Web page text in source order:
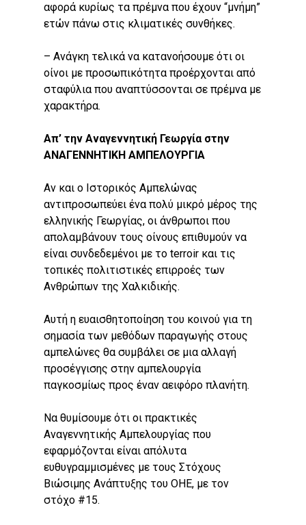
αφορά κυρίως τα πρέμνα που έχουν “μνήμη”
ετών πάνω στις κλιματικές συνθήκες.
– Ανάγκη τελικά να κατανοήσουμε ότι οι
οίνοι με προσωπικότητα προέρχονται από
σταφύλια που αναπτύσσονται σε πρέμνα με
χαρακτήρα.
Απ’ την Αναγεννητική Γεωργία στην
ΑΝΑΓΕΝΝΗΤΙΚΗ ΑΜΠΕΛΟΥΡΓΙΑ
Αν και ο Ιστορικός Αμπελώνας
αντιπροσωπεύει ένα πολύ μικρό μέρος της
ελληνικής Γεωργίας, οι άνθρωποι που
απολαμβάνουν τους οίνους επιθυμούν να
είναι συνδεδεμένοι με το terroir και τις
τοπικές πολιτιστικές επιρροές των
Ανθρώπων της Χαλκιδικής.
Αυτή η ευαισθητοποίηση του κοινού για τη
σημασία των μεθόδων παραγωγής στους
αμπελώνες θα συμβάλει σε μια αλλαγή
προσέγγισης στην αμπελουργία
παγκοσμίως προς έναν αειφόρο πλανήτη.
Να θυμίσουμε ότι οι πρακτικές
Αναγεννητικής Αμπελουργίας που
εφαρμόζονται είναι απόλυτα
ευθυγραμμισμένες με τους Στόχους
Βιώσιμης Ανάπτυξης του ΟΗΕ, με τον
στόχο #15.
ΑΡΧΙΚΗ
ΑΜΠΕΛΩΝΑΣ
Tα αμπέλια της
Ο τόπος
Αναγεννητική
γεύσεων
ΟΙΝΙΚΕΣ ΖΩΝΕΣ
ΠΟΠ Πλαγιές
Π.Γ.Ε Σιθωνία
Ενδείξεις
GALLERY
ΝΕΑ
ΕΠΙΚΟΙΝΩΝΙΑ
Wow look at this!
This is an optional, highly
customizable off canvas